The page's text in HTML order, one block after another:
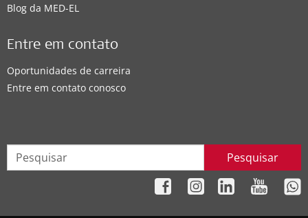
Blog da MED-EL
Entre em contato
Oportunidades de carreira
Entre em contato conosco
Pesquisar